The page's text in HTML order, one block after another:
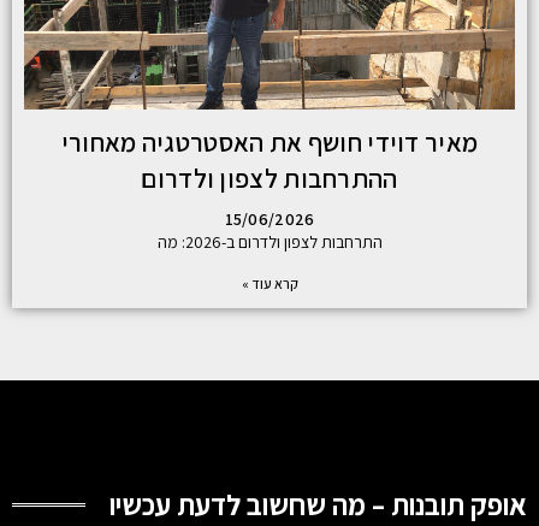
מאיר דוידי חושף את האסטרטגיה מאחורי
ההתרחבות לצפון ולדרום
15/06/2026
התרחבות לצפון ולדרום ב-2026: מה
קרא עוד »
אופק תובנות – מה שחשוב לדעת עכשיו